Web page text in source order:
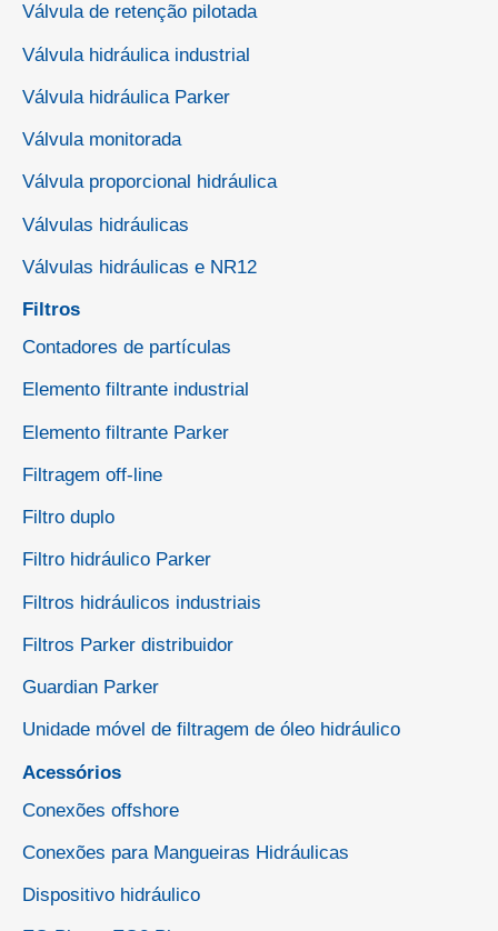
Válvula de retenção pilotada
Válvula hidráulica industrial
Válvula hidráulica Parker
Válvula monitorada
Válvula proporcional hidráulica
Válvulas hidráulicas
Válvulas hidráulicas e NR12
Filtros
Contadores de partículas
Elemento filtrante industrial
Elemento filtrante Parker
Filtragem off-line
Filtro duplo
Filtro hidráulico Parker
Filtros hidráulicos industriais
Filtros Parker distribuidor
Guardian Parker
Unidade móvel de filtragem de óleo hidráulico
Acessórios
Conexões offshore
Conexões para Mangueiras Hidráulicas
Dispositivo hidráulico